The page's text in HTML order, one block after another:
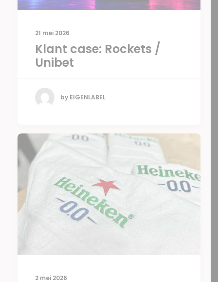
21 mei 2026
Klant case: Rockets /
Unibet
by EIGENLABEL
2 mei 2026